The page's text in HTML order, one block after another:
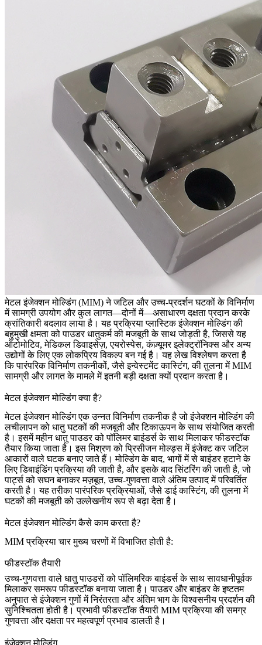
मेटल इंजेक्शन मोल्डिंग (MIM) ने जटिल और उच्च-प्रदर्शन घटकों के विनिर्माण
में सामग्री उपयोग और कुल लागत—दोनों में—असाधारण दक्षता प्रदान करके
क्रांतिकारी बदलाव लाया है। यह प्रक्रियाप्लास्टिक इंजेक्शन मोल्डिंगकी
बहुमुखी क्षमता को पाउडर धातुकर्म की मजबूती के साथ जोड़ती है, जिससे यह
ऑटोमोटिव, मेडिकल डिवाइसेज़, एयरोस्पेस, कंज़्यूमर इलेक्ट्रॉनिक्स और अन्य
उद्योगों के लिए एक लोकप्रिय विकल्प बन गई है। यह लेख विश्लेषण करता है
कि पारंपरिक विनिर्माण तकनीकों, जैसेइन्वेस्टमेंट कास्टिंग, की तुलना में MIM
सामग्री और लागत के मामले में इतनी बड़ी दक्षता क्यों प्रदान करता है।
मेटल इंजेक्शन मोल्डिंग क्या है?
मेटल इंजेक्शन मोल्डिंग एक उन्नत विनिर्माण तकनीक है जो इंजेक्शन मोल्डिंग की
लचीलापन को धातु घटकों की मजबूती और टिकाऊपन के साथ संयोजित करती
है। इसमें महीनधातु पाउडरको पॉलिमर बाइंडर्स के साथ मिलाकर फीडस्टॉक
तैयार किया जाता है। इस मिश्रण को प्रिसीजन मोल्ड्स में इंजेक्ट कर जटिल
आकारों वाले घटक बनाए जाते हैं। मोल्डिंग के बाद, भागों में से बाइंडर हटाने के
लिए डिबाइंडिंग प्रक्रिया की जाती है, और इसके बाद सिंटरिंग की जाती है, जो
पार्ट्स को सघन बनाकर मज़बूत, उच्च-गुणवत्ता वाले अंतिम उत्पाद में परिवर्तित
करती है। यह तरीका पारंपरिक प्रक्रियाओं, जैसेडाई कास्टिंग, की तुलना में
घटकों की मजबूती को उल्लेखनीय रूप से बढ़ा देता है।
मेटल इंजेक्शन मोल्डिंग कैसे काम करता है?
MIM प्रक्रिया चार मुख्य चरणों में विभाजित होती है:
फीडस्टॉक तैयारी
उच्च-गुणवत्ता वाले धातु पाउडरों को पॉलिमरिक बाइंडर्स के साथ सावधानीपूर्वक
मिलाकर समरूप फीडस्टॉक बनाया जाता है। पाउडर और बाइंडर के इष्टतम
अनुपात से इंजेक्शन गुणों में निरंतरता और अंतिम भाग के विश्वसनीय प्रदर्शन की
सुनिश्चितता होती है। प्रभावीफीडस्टॉक तैयारी MIM प्रक्रिया की समग्र
गुणवत्ता और दक्षता पर महत्वपूर्ण प्रभाव डालती है।
इंजेक्शन मोल्डिंग